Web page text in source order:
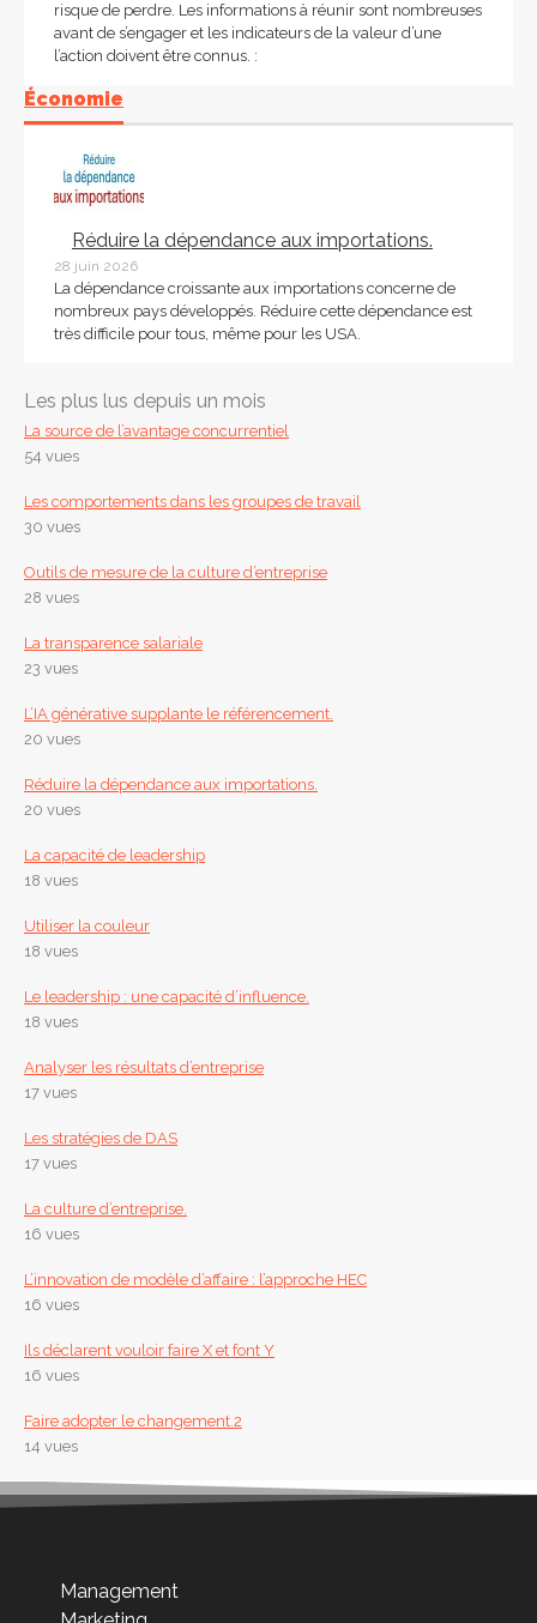
risque de perdre. Les informations à réunir sont nombreuses
avant de s’engager et les indicateurs de la valeur d’une
l’action doivent être connus. :
Économie
Réduire la dépendance aux importations.
28 juin 2026
La dépendance croissante aux importations concerne de
nombreux pays développés. Réduire cette dépendance est
très difficile pour tous, même pour les USA.
Les plus lus depuis un mois
La source de l’avantage concurrentiel
54 vues
Les comportements dans les groupes de travail
30 vues
Outils de mesure de la culture d’entreprise
28 vues
La transparence salariale
23 vues
L’IA générative supplante le référencement.
20 vues
Réduire la dépendance aux importations.
20 vues
La capacité de leadership
18 vues
Utiliser la couleur
18 vues
Le leadership : une capacité d’influence.
18 vues
Analyser les résultats d’entreprise
17 vues
Les stratégies de DAS
17 vues
La culture d’entreprise.
16 vues
L’innovation de modèle d’affaire : l’approche HEC
16 vues
Ils déclarent vouloir faire X et font Y
16 vues
Faire adopter le changement.2
14 vues
Management